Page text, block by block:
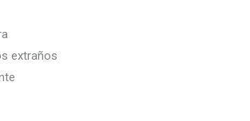
extraños